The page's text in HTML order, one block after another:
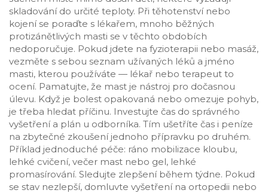
skladování do určité teploty. Při těhotenství nebo
kojení se poraďte s lékařem, mnoho běžných
protizánětlivých masti se v těchto obdobích
nedoporučuje. Pokud jdete na fyzioterapii nebo masáž,
vezměte s sebou seznam užívaných léků a jméno
masti, kterou používáte — lékař nebo terapeut to
ocení. Pamatujte, že mast je nástroj pro dočasnou
úlevu. Když je bolest opakovaná nebo omezuje pohyb,
je třeba hledat příčinu. Investujte čas do správného
vyšetření a plán u odborníka. Tím ušetříte čas i peníze
na zbytečné zkoušení jednoho přípravku po druhém.
Příklad jednoduché péče: ráno mobilizace kloubu,
lehké cvičení, večer mast nebo gel, lehké
promasírování. Sledujte zlepšení během týdne. Pokud
se stav nezlepší, domluvte vyšetření na ortopedii nebo